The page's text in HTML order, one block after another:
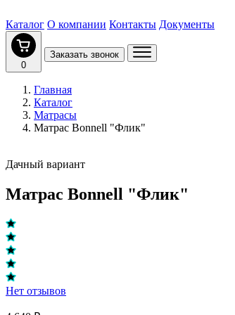
Каталог О компании Контакты Документы
0
Заказать звонок
Главная
Каталог
Матрасы
Матрас Bonnell "Флик"
Дачный вариант
Матрас Bonnell "Флик"
Нет отзывов